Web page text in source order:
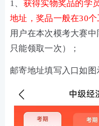
1、 获得实物奖品的学
地址，奖品一般在30
用户在本次模考大赛中
只能领取一次）；
邮寄地址填写入口如图